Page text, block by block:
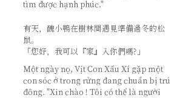
tìm được hạnh phúc."
有天，醜小鴨在樹林間遇見準備過冬的松
鼠。
「您好，我可以『家』入你們嗎?」
Một ngày nọ, Vịt Con Xấu Xí gặp một
con sóc ở trong rừng đang chuẩn bị trú
đông. "Xin chào ! Tôi có thể là người